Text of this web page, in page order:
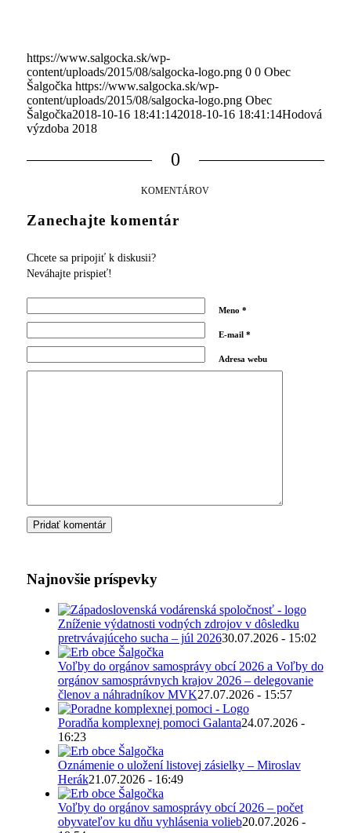
https://www.salgocka.sk/wp-
content/uploads/2015/08/salgocka-logo.png 0 0 Obec
Šalgočka https://www.salgocka.sk/wp-
content/uploads/2015/08/salgocka-logo.png Obec
Šalgočka2018-10-16 18:41:142018-10-16 18:41:14Hodová
výzdoba 2018
0
KOMENTÁROV
Zanechajte komentár
Chcete sa pripojiť k diskusii?
Neváhajte prispieť!
Meno *
E-mail *
Adresa webu
Najnovšie príspevky
Zníženie výdatnosti vodných zdrojov v dôsledku
pretrvávajúceho sucha – júl 202630.07.2026 - 15:02
Voľby do orgánov samosprávy obcí 2026 a Voľby do
orgánov samosprávnych krajov 2026 – delegovanie
členov a náhradníkov MVK27.07.2026 - 15:57
Poradňa komplexnej pomoci Galanta24.07.2026 -
16:23
Oznámenie o uložení listovej zásielky – Miroslav
Herák21.07.2026 - 16:49
Voľby do orgánov samosprávy obcí 2026 – počet
obyvateľov ku dňu vyhlásenia volieb20.07.2026 -